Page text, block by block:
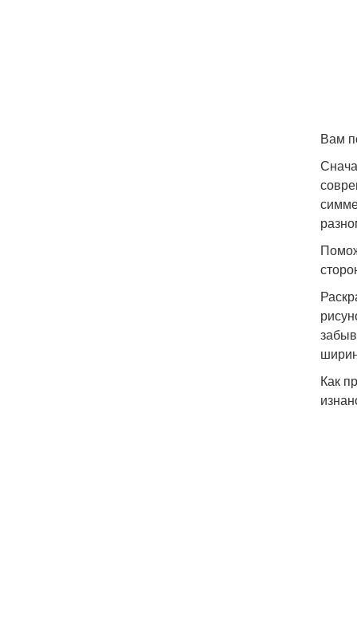
Вам
Как